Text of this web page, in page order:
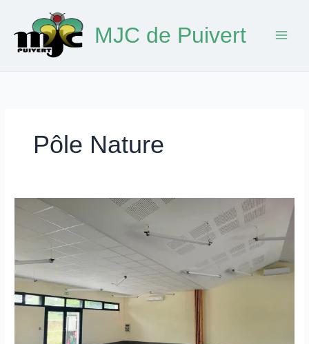
contenu
MJC de Puivert
Pôle Nature